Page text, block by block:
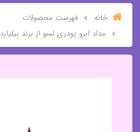
خانه
فهرست محصولات
مداد ابرو پودری لسو از برند بیلیارد